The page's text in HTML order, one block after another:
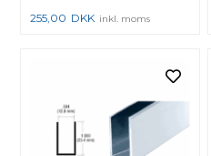
255,00 DKK inkl. moms